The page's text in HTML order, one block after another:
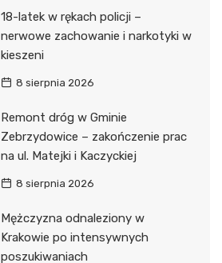
18-latek w rękach policji –
nerwowe zachowanie i narkotyki w
kieszeni
8 sierpnia 2026
Remont dróg w Gminie
Zebrzydowice – zakończenie prac
na ul. Matejki i Kaczyckiej
8 sierpnia 2026
Mężczyzna odnaleziony w
Krakowie po intensywnych
poszukiwaniach